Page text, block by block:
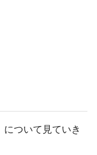
について見ていき